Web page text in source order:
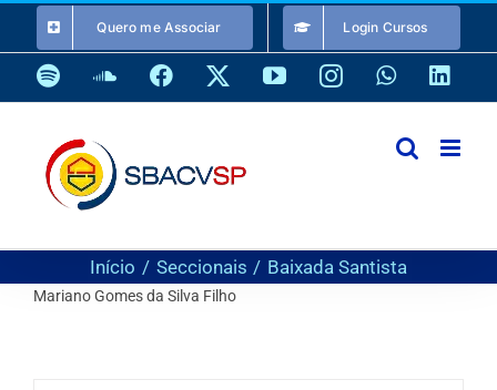
o
conteúdo
Quero me Associar Login Cursos
SpotifySoundCloud
Facebook YouTubeInstagramWhatsApp
Início Seccionais Baixada Santista
Mariano Gomes da Silva Filho